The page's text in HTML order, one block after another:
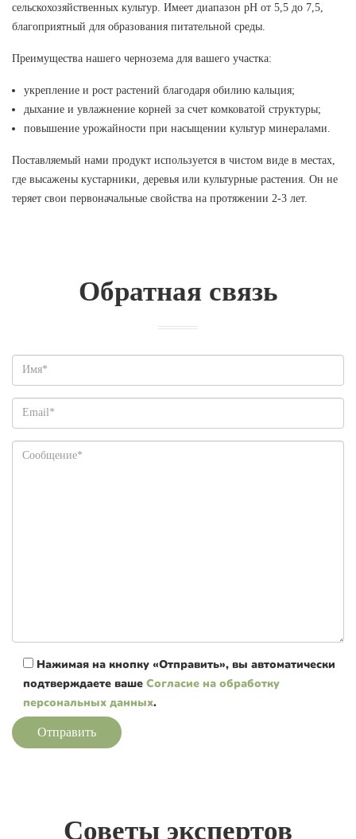
сельскохозяйственных культур. Имеет диапазон рН от 5,5 до 7,5,
благоприятный для образования питательной среды.
Преимущества нашего чернозема для вашего участка:
укрепление и рост растений благодаря обилию кальция;
дыхание и увлажнение корней за счет комковатой структуры;
повышение урожайности при насыщении культур минералами.
Поставляемый нами продукт используется в чистом виде в местах,
где высажены кустарники, деревья или культурные растения. Он не
теряет свои первоначальные свойства на протяжении 2-3 лет.
Обратная связь
Нажимая на кнопку «Отправить», вы автоматически
подтверждаете ваше Согласие на обработку
персональных данных.
Отправить
Советы экспертов